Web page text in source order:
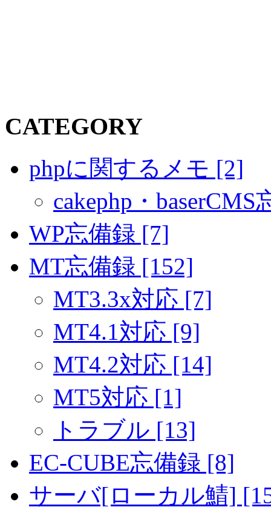
CATEGORY
phpに関するメモ [2]
cakephp・baserCMS
WP忘備録 [7]
MT忘備録 [152]
MT3.3x対応 [7]
MT4.1対応 [9]
MT4.2対応 [14]
MT5対応 [1]
トラブル [13]
EC-CUBE忘備録 [8]
サーバ[ローカル鯖]